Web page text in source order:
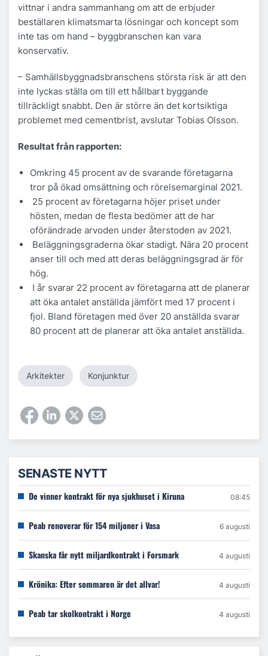
vittnar i andra sammanhang om att de erbjuder
beställaren klimatsmarta lösningar och koncept som
inte tas om hand – byggbranschen kan vara
konservativ.
– Samhällsbyggnadsbranschens största risk är att den
inte lyckas ställa om till ett hållbart byggande
tillräckligt snabbt. Den är större än det kortsiktiga
problemet med cementbrist, avslutar Tobias Olsson.
Resultat från rapporten:
Omkring 45 procent av de svarande företagarna
tror på ökad omsättning och rörelsemarginal 2021.
25 procent av företagarna höjer priset under
hösten, medan de flesta bedömer att de har
oförändrade arvoden under återstoden av 2021.
Beläggningsgraderna ökar stadigt. Nära 20 procent
anser till och med att deras beläggningsgrad är för
hög.
I år svarar 22 procent av företagarna att de planerar
att öka antalet anställda jämfört med 17 procent i
fjol. Bland företagen med över 20 anställda svarar
80 procent att de planerar att öka antalet anställda.
Arkitekter Konjunktur
SENASTE NYTT
De vinner kontrakt för nya sjukhuset i Kiruna 08:45
Peab renoverar för 154 miljoner i Vasa 6 augusti
Skanska får nytt miljardkontrakt i Forsmark 4 augusti
Krönika: Efter sommaren är det allvar! 4 augusti
Peab tar skolkontrakt i Norge 4 augusti